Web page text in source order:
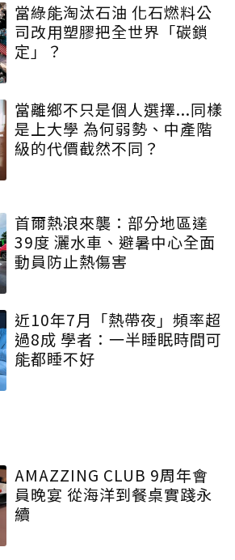
當綠能淘汰石油 化石燃料公
司改用塑膠把全世界「碳鎖
定」？
當離鄉不只是個人選擇...同樣
是上大學 為何弱勢、中產階
級的代價截然不同？
首爾熱浪來襲：部分地區達
39度 灑水車、避暑中心全面
動員防止熱傷害
近10年7月「熱帶夜」頻率超
過8成 學者：一半睡眠時間可
能都睡不好
AMAZZING CLUB 9周年會
員晚宴 從海洋到餐桌實踐永
續